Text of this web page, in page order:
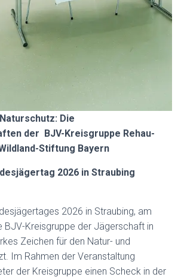
Die
der BJV-Kreisgruppe Rehau-
Stiftung Bayern
2026 in Straubing
2026 in Straubing, am
BJV-Kreisgruppe der Jägerschaft in
Zeichen für den Natur- und
Im Rahmen der Veranstaltung
der Kreisgruppe einen Scheck in der